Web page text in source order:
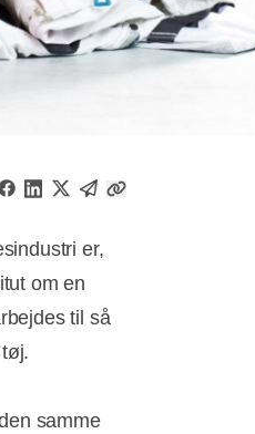
er,
om en
til så
samme